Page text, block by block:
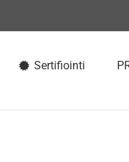
Sertifiointi